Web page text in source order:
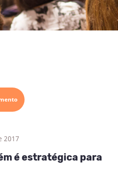
2017
é estratégica para